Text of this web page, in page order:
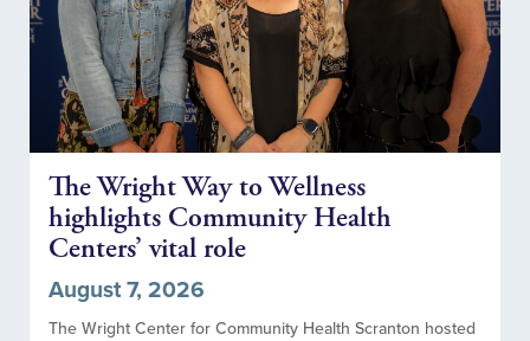
The Wright Way to Wellness
highlights Community Health
Centers’ vital role
August 7, 2026
The Wright Center for Community Health Scranton hosted